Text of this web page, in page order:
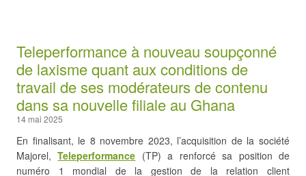
Teleperformance à nouveau soupçonné
de laxisme quant aux conditions de
travail de ses modérateurs de contenu
dans sa nouvelle filiale au Ghana
14 mai 2025
En finalisant, le 8 novembre 2023, l’acquisition de la société
Majorel,Teleperformance (TP) a renforcé sa position de
numéro 1 mondial de la gestion de la relation client